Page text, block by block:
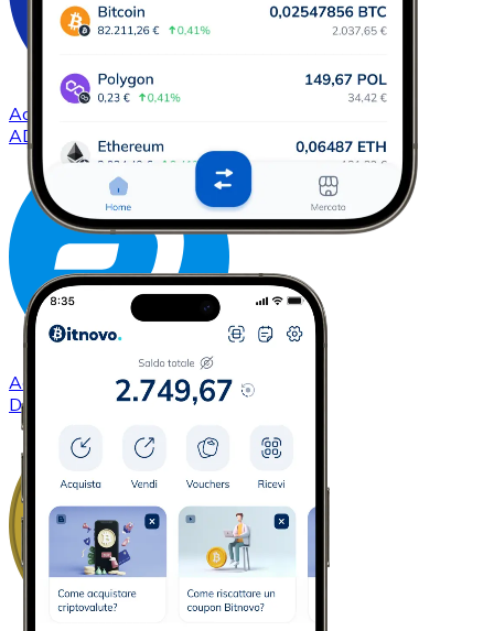
Acquistare
ADA
Acquistare Dashcon bonifico bancario
DASH